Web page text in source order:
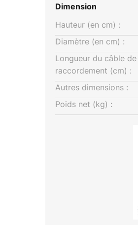
Dimension
Hauteur (en cm) :
Diamètre (en cm) :
Longueur du câble de
raccordement (cm) :
Autres dimensions :
Poids net (kg) :